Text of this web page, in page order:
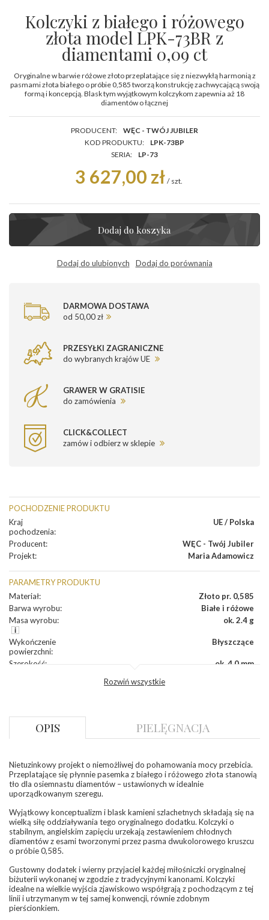
Kolczyki z białego i różowego
złota model LPK-73BR z
diamentami 0,09 ct
Oryginalne w barwie różowe złoto przeplatające się z niezwykłą harmonią z
pasmami złota białego o próbie 0,585 tworzą konstrukcję zachwycającą swoją
formą i koncepcją. Blask tym wyjątkowym kolczykom zapewnia aż 18
diamentów o łącznej
PRODUCENT:
WĘC - TWÓJ JUBILER
KOD PRODUKTU:
LPK-73BP
SERIA:
LP-73
3 627,00 zł / szt.
Dodaj do koszyka
Dodaj do ulubionych Dodaj do porównania
DARMOWA DOSTAWA
od 50,00 zł
PRZESYŁKI ZAGRANICZNE
do wybranych krajów UE
GRAWER W GRATISIE
do zamówienia
CLICK&COLLECT
zamów i odbierz w sklepie
POCHODZENIE PRODUKTU
Kraj
pochodzenia:
UE / Polska
Producent:
WĘC - Twój Jubiler
Projekt: Maria Adamowicz
PARAMETRY PRODUKTU
Materiał:
Złoto pr. 0,585
Barwa wyrobu:
Białe i różowe
Masa wyrobu: ok. 2.4 g
Wykończenie
powierzchni:
Błyszczące
Szerokość:
ok. 4,0 mm
:
Szlif
Brylantowy okrągły
diamentów:
Liczba
diamentów
(łącznie):
18 szt.
diamentów
(łącznie):
Barwa:
Czystość:
INNE PARAMETRY
Producent
odpowiedzialny:
WĘC-Twój Jubiler S.C. Artur Węc, Małgorzata
Suchan, ul. Kurczaba 3, 30-868 Kraków; NIP:
Rozwiń wszystkie
OPIS PIELĘGNACJA
Nietuzinkowy projekt o niemożliwej do pohamowania mocy przebicia.
Przeplatające się płynnie pasemka z białego i różowego złota stanowią
tło dla osiemnastu diamentów – ustawionych w idealnie
uporządkowanym szeregu.
Wyjątkowy konceptualizm i blask kamieni szlachetnych składają się na
wielką siłę oddziaływania tego oryginalnego dodatku. Kolczyki o
stabilnym, angielskim zapięciu urzekają zestawieniem chłodnych
diamentów z esami tworzonymi przez pasma dwukolorowego kruszcu
o próbie 0,585.
Gustowny dodatek i wierny przyjaciel każdej miłośniczki oryginalnej
biżuterii wykonanej w zgodzie z tradycyjnymi kanonami. Kolczyki
idealne na wielkie wyjścia zjawiskowo współgrają z pochodzącym z tej
linii i utrzymanym w tej samej konwencji, równie zdobnym
pierścionkiem.